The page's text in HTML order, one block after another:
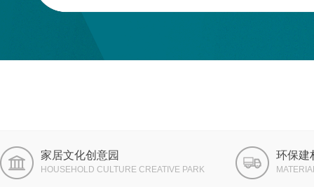
家居文化创意园
HOUSEHOLD CULTURE CREATIVE PARK
环保建